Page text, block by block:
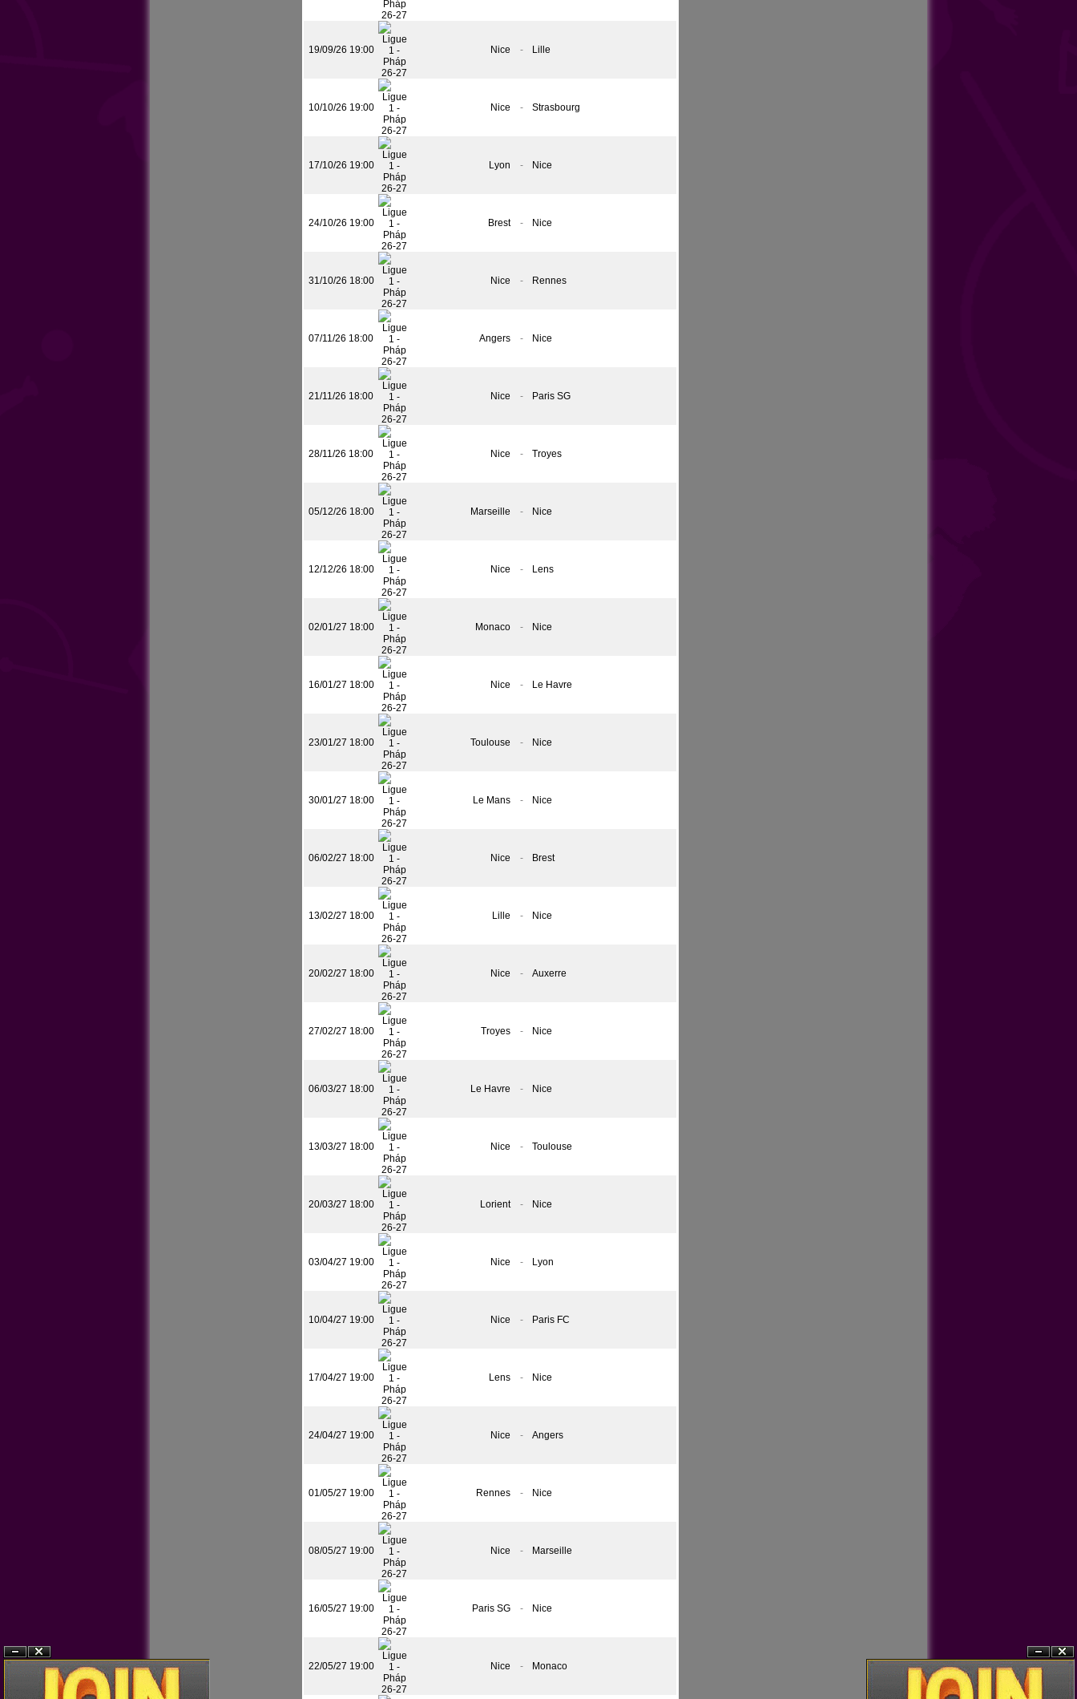
19/09/26 19:00 Nice - Lille
10/10/26 19:00 Nice - Strasbourg
17/10/26 19:00 Lyon - Nice
24/10/26 19:00 Brest - Nice
31/10/26 18:00 Nice - Rennes
07/11/26 18:00 Angers - Nice
21/11/26 18:00 Nice - Paris SG
28/11/26 18:00 Nice - Troyes
05/12/26 18:00 Marseille - Nice
12/12/26 18:00 Nice - Lens
02/01/27 18:00 Monaco - Nice
16/01/27 18:00 Nice - Le Havre
23/01/27 18:00 Toulouse - Nice
30/01/27 18:00 Le Mans - Nice
06/02/27 18:00 Nice - Brest
13/02/27 18:00 Lille - Nice
20/02/27 18:00 Nice - Auxerre
27/02/27 18:00 Troyes - Nice
06/03/27 18:00 Le Havre - Nice
13/03/27 18:00 Nice - Toulouse
20/03/27 18:00 Lorient - Nice
03/04/27 19:00 Nice - Lyon
10/04/27 19:00 Nice - Paris FC
17/04/27 19:00 Lens - Nice
24/04/27 19:00 Nice - Angers
01/05/27 19:00 Rennes - Nice
08/05/27 19:00 Nice - Marseille
16/05/27 19:00 Paris SG - Nice
22/05/27 19:00 Nice - Monaco ?n ?�ng
?n ?�ng